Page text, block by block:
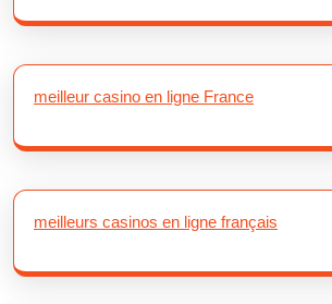
meilleur casino en ligne France
meilleurs casinos en ligne français